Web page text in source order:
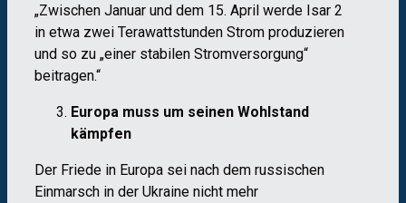
„Zwischen Januar und dem 15. April werde Isar 2
in etwa zwei Terawattstunden Strom produzieren
und so zu „einer stabilen Stromversorgung“
beitragen.“
Europa muss um seinen Wohlstand
kämpfen
Der Friede in Europa sei nach dem russischen
Einmarsch in der Ukraine nicht mehr